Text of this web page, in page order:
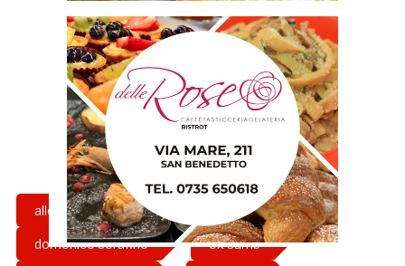
allenatore calcio
domenico serafino ex samb